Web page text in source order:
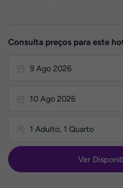
Consulta preços para este
Ver